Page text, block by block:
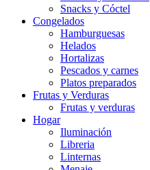
Snacks y Cóctel
Congelados
Hamburguesas
Helados
Hortalizas
Pescados y carnes
Platos preparados
Frutas y Verduras
Frutas y verduras
Hogar
Iluminación
Libreria
Linternas